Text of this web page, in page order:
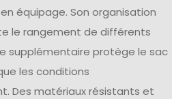
équipage. Son organisation
le rangement de différents
supplémentaire protège le sac
les conditions
Des matériaux résistants et